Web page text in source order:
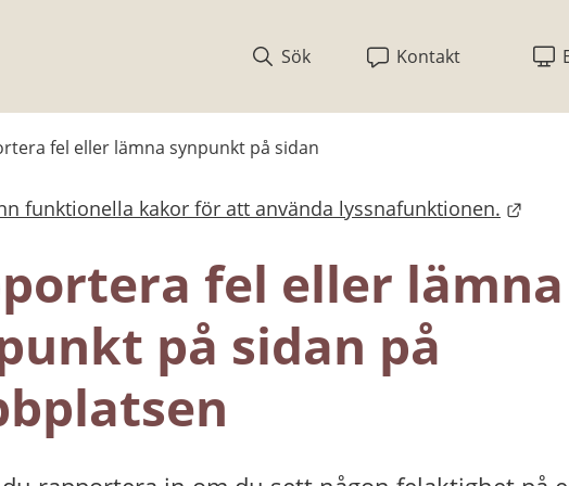
Sök
Kontakt
fel eller lämna synpunkt på sidan
funktionella kakor för att använda lyssnafunktionen.
webbplats.
fel eller lämna
på sidan på